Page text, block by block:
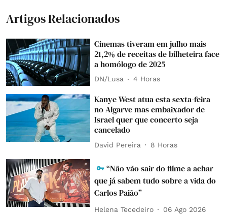
Artigos Relacionados
Cinemas tiveram em julho mais
21,2% de receitas de bilheteira face
a homólogo de 2025
DN/Lusa 4 Horas
Kanye West atua esta sexta-feira
no Algarve mas embaixador de
Israel quer que concerto seja
cancelado
David Pereira 8 Horas
“Não vão sair do filme a achar
que já sabem tudo sobre a vida do
Carlos Paião”
Helena Tecedeiro 06 Ago 2026